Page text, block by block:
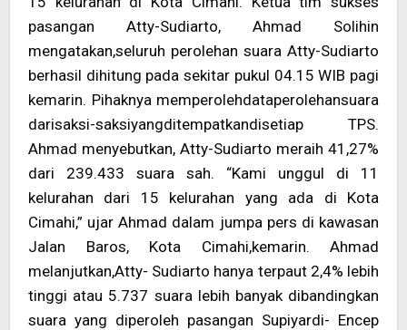
pasangan Atty-Sudiarto, Ahmad Solihin
mengatakan,seluruh perolehan suara Atty-Sudiarto
berhasil dihitung pada sekitar pukul 04.15 WIB pagi
kemarin. Pihaknya memperolehdataperolehansuara
darisaksi-saksiyangditempatkandisetiap TPS.
Ahmad menyebutkan, Atty-Sudiarto meraih 41,27%
dari 239.433 suara sah. “Kami unggul di 11
kelurahan dari 15 kelurahan yang ada di Kota
Cimahi,” ujar Ahmad dalam jumpa pers di kawasan
Jalan Baros, Kota Cimahi,kemarin. Ahmad
melanjutkan,Atty- Sudiarto hanya terpaut 2,4% lebih
tinggi atau 5.737 suara lebih banyak dibandingkan
suara yang diperoleh pasangan Supiyardi- Encep